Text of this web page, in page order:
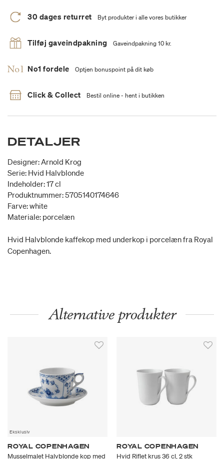
30 dages returret Byt produkter i alle vores butikker
Tilføj gaveindpakning Gaveindpakning 10 kr.
No1 fordele Optjen bonuspoint på dit køb
Click & Collect Bestil online - hent i butikken
DETALJER
Designer: Arnold Krog
Serie: Hvid Halvblonde
Indeholder: 17 cl
Produktnummer: 5705140174646
Farve: white
Materiale: porcelæn
Hvid Halvblonde kaffekop med underkop i porcelæn fra Royal
Copenhagen.
Alternative produkter
Eksklusiv
ROYAL COPENHAGEN
Musselmalet Halvblonde kop med
ROYAL COPENHAGEN
Hvid Riflet krus 36 cl, 2 stk